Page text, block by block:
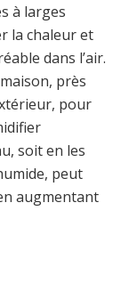
à larges
la chaleur et
dans l’air.
près
pour
soit en les
peut
augmentant